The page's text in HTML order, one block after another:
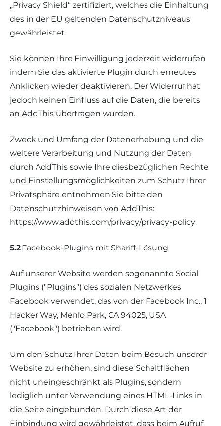
„Privacy Shield“ zertifiziert, welches die Einhaltung
des in der EU geltenden Datenschutzniveaus
gewährleistet.
Sie können Ihre Einwilligung jederzeit widerrufen
indem Sie das aktivierte Plugin durch erneutes
Anklicken wieder deaktivieren. Der Widerruf hat
jedoch keinen Einfluss auf die Daten, die bereits
an AddThis übertragen wurden.
Zweck und Umfang der Datenerhebung und die
weitere Verarbeitung und Nutzung der Daten
durch AddThis sowie Ihre diesbezüglichen Rechte
und Einstellungsmöglichkeiten zum Schutz Ihrer
Privatsphäre entnehmen Sie bitte den
Datenschutzhinweisen von AddThis:
https://www.addthis.com/privacy/privacy-policy
5.2Facebook-Plugins mit Shariff-Lösung
Auf unserer Website werden sogenannte Social
Plugins ("Plugins") des sozialen Netzwerkes
Facebook verwendet, das von der Facebook Inc., 1
Hacker Way, Menlo Park, CA 94025, USA
("Facebook") betrieben wird.
Um den Schutz Ihrer Daten beim Besuch unserer
Website zu erhöhen, sind diese Schaltflächen
nicht uneingeschränkt als Plugins, sondern
lediglich unter Verwendung eines HTML-Links in
die Seite eingebunden. Durch diese Art der
Einbindung wird gewährleistet, dass beim Aufruf